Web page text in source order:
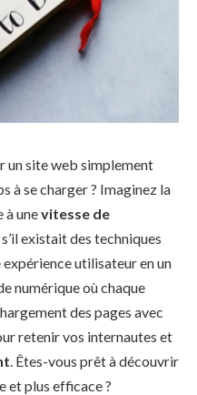
un site web simplement
à se charger ? Imaginez la
à unevitesse de
existait des techniques
utilisateur en un
numérique où chaque
des pages avec
retenir vos internautes et
. Êtes-vous prêt à découvrir
et plus efficace ?